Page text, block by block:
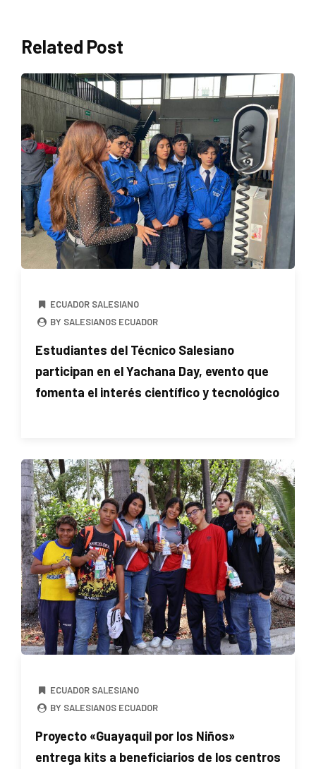
Related Post
ECUADOR SALESIANO
BY SALESIANOS ECUADOR
Estudiantes del Técnico Salesiano
participan en el Yachana Day, evento que
fomenta el interés científico y tecnológico
ECUADOR SALESIANO
BY SALESIANOS ECUADOR
Proyecto «Guayaquil por los Niños»
entrega kits a beneficiarios de los centros